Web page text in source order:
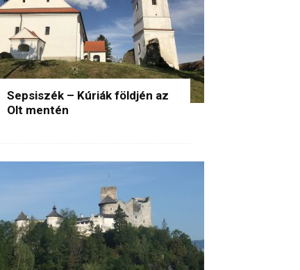
Sepsiszék – Kúriák földjén az
Olt mentén